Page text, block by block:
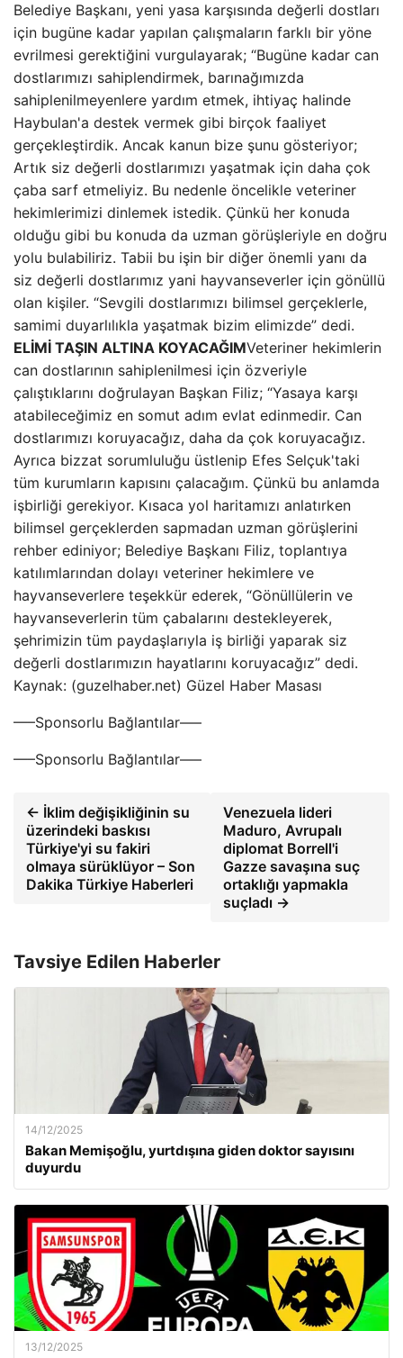
Belediye Başkanı, yeni yasa karşısında değerli dostları
için bugüne kadar yapılan çalışmaların farklı bir yöne
evrilmesi gerektiğini vurgulayarak; “Bugüne kadar can
dostlarımızı sahiplendirmek, barınağımızda
sahiplenilmeyenlere yardım etmek, ihtiyaç halinde
Haybulan'a destek vermek gibi birçok faaliyet
gerçekleştirdik. Ancak kanun bize şunu gösteriyor;
Artık siz değerli dostlarımızı yaşatmak için daha çok
çaba sarf etmeliyiz. Bu nedenle öncelikle veteriner
hekimlerimizi dinlemek istedik. Çünkü her konuda
olduğu gibi bu konuda da uzman görüşleriyle en doğru
yolu bulabiliriz. Tabii bu işin bir diğer önemli yanı da
siz değerli dostlarımız yani hayvanseverler için gönüllü
olan kişiler. “Sevgili dostlarımızı bilimsel gerçeklerle,
samimi duyarlılıkla yaşatmak bizim elimizde” dedi.
ELİMİ TAŞIN ALTINA KOYACAĞIMVeteriner hekimlerin
can dostlarının sahiplenilmesi için özveriyle
çalıştıklarını doğrulayan Başkan Filiz; “Yasaya karşı
atabileceğimiz en somut adım evlat edinmedir. Can
dostlarımızı koruyacağız, daha da çok koruyacağız.
Ayrıca bizzat sorumluluğu üstlenip Efes Selçuk'taki
tüm kurumların kapısını çalacağım. Çünkü bu anlamda
işbirliği gerekiyor. Kısaca yol haritamızı anlatırken
bilimsel gerçeklerden sapmadan uzman görüşlerini
rehber ediniyor; Belediye Başkanı Filiz, toplantıya
katılımlarından dolayı veteriner hekimlere ve
hayvanseverlere teşekkür ederek, “Gönüllülerin ve
hayvanseverlerin tüm çabalarını destekleyerek,
şehrimizin tüm paydaşlarıyla iş birliği yaparak siz
değerli dostlarımızın hayatlarını koruyacağız” dedi.
Kaynak: (guzelhaber.net) Güzel Haber Masası
—–Sponsorlu Bağlantılar—–
—–Sponsorlu Bağlantılar—–
← İklim değişikliğinin su
üzerindeki baskısı
Türkiye'yi su fakiri
olmaya sürüklüyor – Son
Dakika Türkiye Haberleri
Venezuela lideri
Maduro, Avrupalı ​​
diplomat Borrell'i
Gazze savaşına suç
ortaklığı yapmakla
suçladı →
Tavsiye Edilen Haberler
14/12/2025
Bakan Memişoğlu, yurtdışına giden doktor sayısını
duyurdu
13/12/2025